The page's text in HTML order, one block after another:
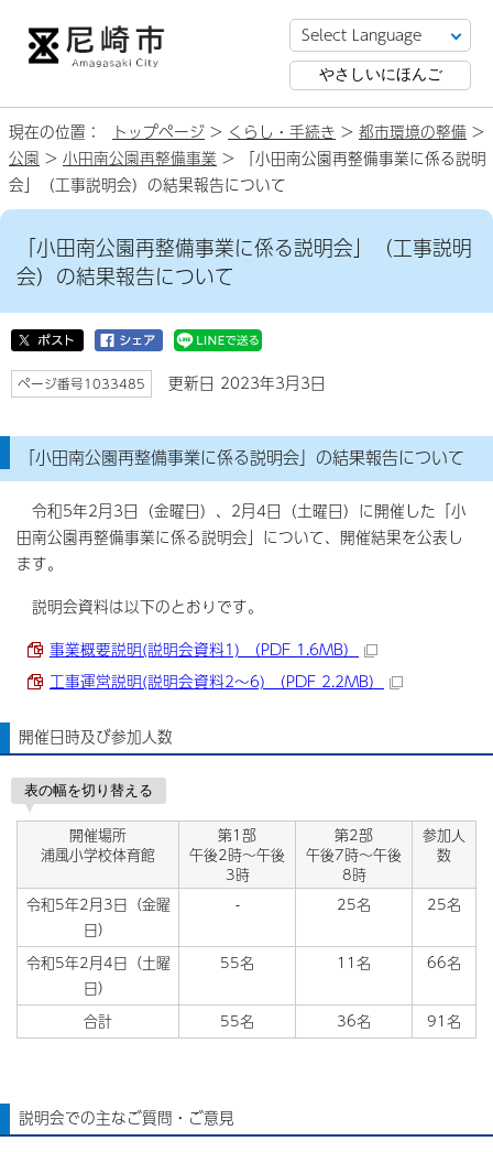
やさしいにほんご
現在の位置： トップページ > くらし・手続き > 都市環境の整備 >
公園 > 小田南公園再整備事業 > 「小田南公園再整備事業に係る説明
会」（工事説明会）の結果報告について
「小田南公園再整備事業に係る説明会」（工事説明
会）の結果報告について
ページ番号1033485 更新日 2023年3月3日
「小田南公園再整備事業に係る説明会」の結果報告について
令和5年2月3日（金曜日）、2月4日（土曜日）に開催した「小
田南公園再整備事業に係る説明会」について、開催結果を公表し
ます。
説明会資料は以下のとおりです。
事業概要説明(説明会資料1) （PDF 1.6MB）
工事運営説明(説明会資料2～6) （PDF 2.2MB）
開催日時及び参加人数
表の幅を切り替える
開催場所
浦風小学校体育館
第1部
午後2時～午後
3時
第2部
午後7時～午後
8時
参加人
数
令和5年2月3日（金曜
日）
- 25名 25名
令和5年2月4日（土曜
日）
55名 11名 66名
合計 55名 36名 91名
説明会での主なご質問・ご意見